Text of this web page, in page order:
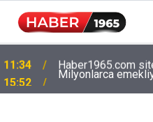
15:52
Milyonlarca
hesaplarda